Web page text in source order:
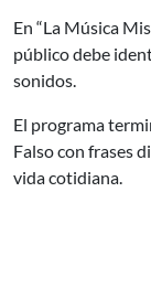
En “La Música
público debe
sonidos.
El programa
Falso con frases
vida cotidiana.